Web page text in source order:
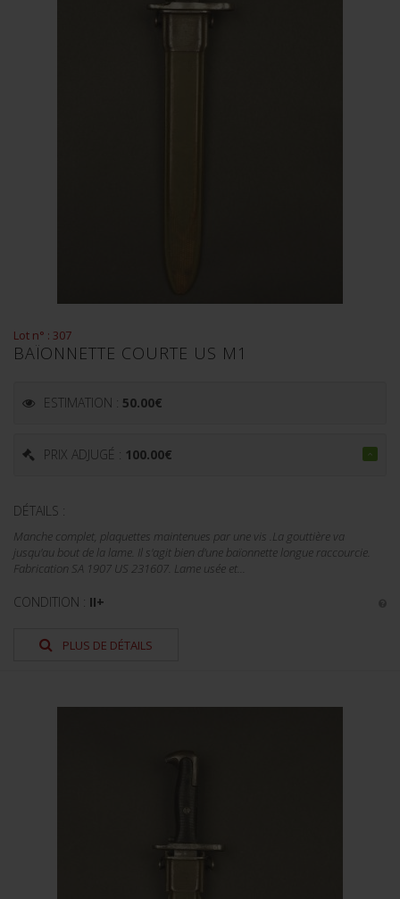
Lot n° : 307
BAÏONNETTE COURTE US M1
ESTIMATION : 50.00€
PRIX ADJUGÉ : 100.00€
DÉTAILS :
Manche complet, plaquettes maintenues par une vis .La gouttière va
jusqu'au bout de la lame. Il s'agit bien d'une baïonnette longue raccourcie.
Fabrication SA 1907 US 231607. Lame usée et...
CONDITION : II+
PLUS DE DÉTAILS